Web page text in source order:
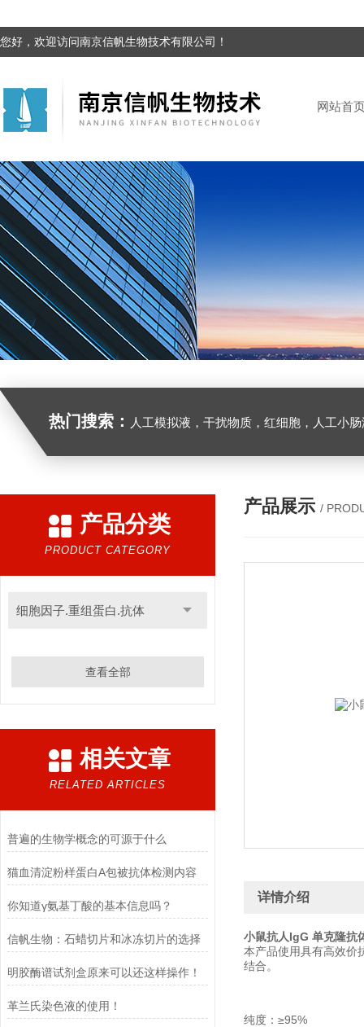
您好，欢迎访问南京信帆生物技术有限公司！
网站首
热门搜索： 人工模拟液，干扰物质，红细胞，人工小
产品分类
PRODUCT CATEGORY
细胞因子.重组蛋白.抗体
查看全部
相关文章
RELATED ARTICLES
普遍的生物学概念的可源于什么
猫血清淀粉样蛋白A包被抗体检测内容
你知道γ氨基丁酸的基本信息吗？
信帆生物：石蜡切片和冰冻切片的选择​
明胶酶谱试剂盒原来可以还这样操作！
革兰氏染色液的使用！
产品展示 /
详情介绍
小鼠抗人IgG 单克隆抗
本产品使用具有高效价
结合。
纯度：≥95%